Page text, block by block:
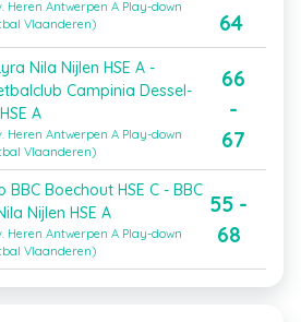
Heren Antwerpen A Play-down
Vlaanderen)
64
Nila Nijlen HSE A -
Campinia Dessel-
A
Heren Antwerpen A Play-down
Vlaanderen)
66
-
67
BBC Boechout HSE C - BBC
Nijlen HSE A
Heren Antwerpen A Play-down
Vlaanderen)
55 -
68